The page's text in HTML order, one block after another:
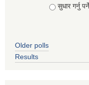
सुधार गर्नु पर्ने
Older polls
Results